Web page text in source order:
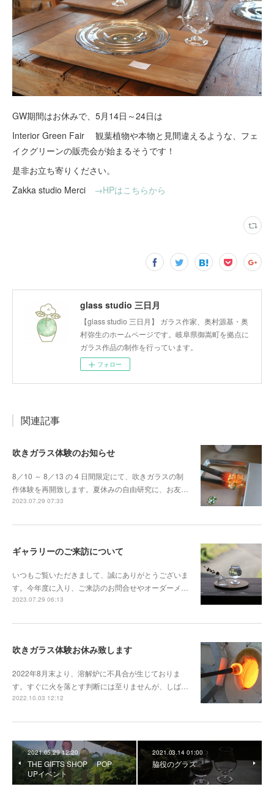
GW期間はお休みで、5月14日～24日は
Interior Green Fair 観葉植物や本物と見間違えるような、フェ
イクグリーンの販売会が始まるそうです！
是非お立ち寄りください。
Zakka studio Merci →HPはこちらから
glass studio 三日月
【glass studio 三日月】 ガラス作家、奥村源基・奥
村弥生のホームページです。岐阜県御嵩町を拠点に
ガラス作品の制作を行っています。
フォロー
関連記事
吹きガラス体験のお知らせ
8／10 ～ 8／13 の 4 日間限定にて、吹きガラスの制
作体験を再開致します。夏休みの自由研究に、お友…
2023.07.29 07:33
ギャラリーのご来訪について
いつもご覧いただきまして、誠にありがとうございま
す。今年度に入り、ご来訪のお問合せやオーダーメ…
2023.07.29 06:13
吹きガラス体験お休み致します
2022年8月末より、溶解炉に不具合が生じておりま
す。すぐに火を落とす判断には至りませんが、しば…
2022.10.03 12:12
2021.05.29 12:20
THE GIFTS SHOP POP
UPイベント
2021.03.14 01:00
脇役のグラス